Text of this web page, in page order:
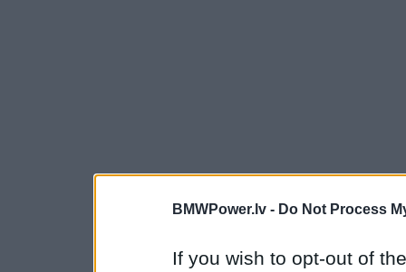
BMWPower.lv - Do Not Process
If you wish to opt-out of